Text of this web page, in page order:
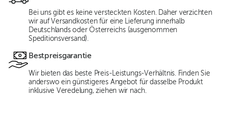
Bei uns gibt es keine versteckten Kosten. Daher verzichten
wir auf Versandkosten für eine Lieferung innerhalb
Deutschlands oder Österreichs (ausgenommen
Speditionsversand).
Bestpreisgarantie
Wir bieten das beste Preis-Leistungs-Verhältnis. Finden Sie
anderswo ein günstigeres Angebot für dasselbe Produkt
inklusive Veredelung, ziehen wir nach.